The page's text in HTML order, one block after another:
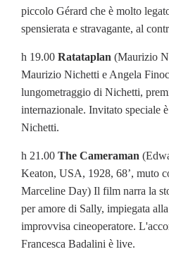
piccolo Gérard che è molto
spensierata e stravagante, al
h 19.00 Ratataplan (Maurizio
Maurizio Nichetti e Angela
lungometraggio di Nichetti,
internazionale. Invitato speciale
Nichetti.
h 21.00 The Cameraman
Keaton, USA, 1928, 68’, muto
Marceline Day) Il film narra la
per amore di Sally, impiegata
improvvisa cineoperatore.
Francesca Badalini è live.